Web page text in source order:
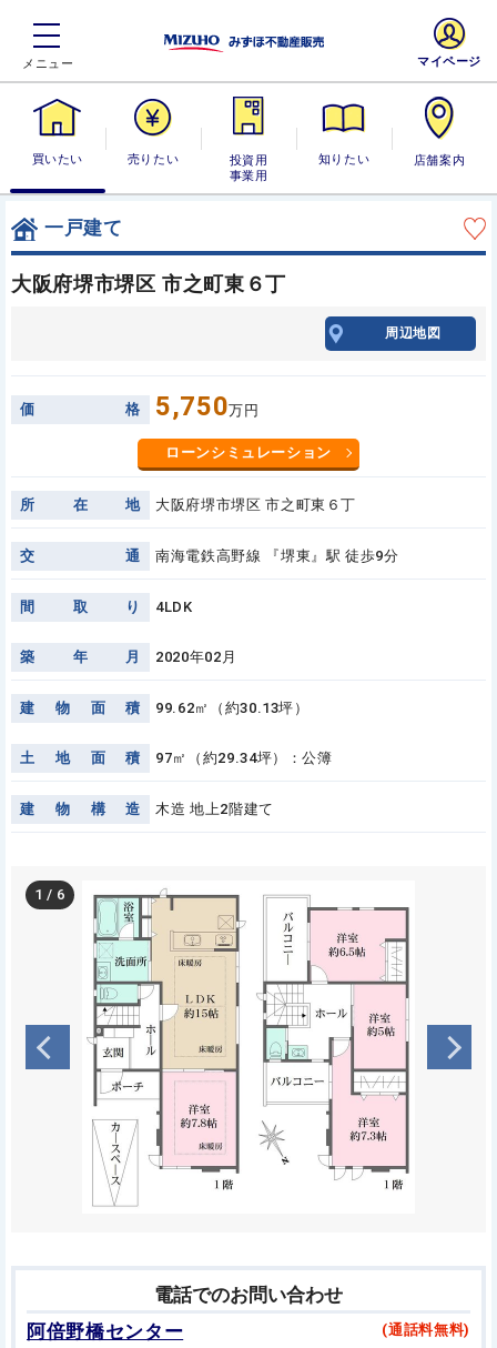
買いたい 売りたい
投資用・事業
用
知りたい 店舗案内
マイページ
一戸建て
大阪府堺市堺区 市之町東６丁
周辺地図
価 格 5,750万円
ローンシミュレーション
所 在 地 大阪府堺市堺区 市之町東６丁
交 通 南海電鉄高野線 『堺東』駅 徒歩9分
間 取 り 4LDK
築 年 月 2020年02月
建 物 面 積 99.62㎡（約30.13坪）
土 地 面 積 97㎡（約29.34坪）：公簿
建 物 構 造 木造 地上2階建て
1 / 6
電話でのお問い合わせ
阿倍野橋センター
(通話料無料)